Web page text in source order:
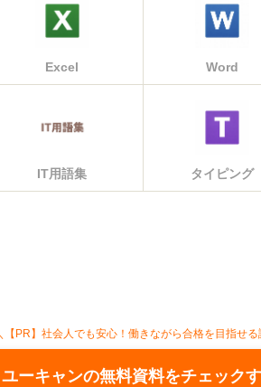
Excel Word
IT用語集 タイピング
【PR】社会人でも安心！働きながら合格を目指せる
ユーキャンの無料資料をチェック